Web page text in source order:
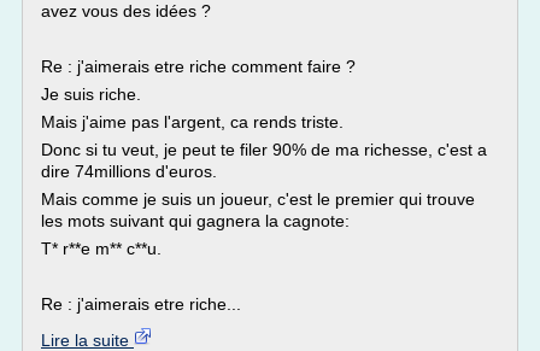
avez vous des idées ?
Re : j'aimerais etre riche comment faire ?
Je suis riche.
Mais j'aime pas l'argent, ca rends triste.
Donc si tu veut, je peut te filer 90% de ma richesse, c'est a
dire 74millions d'euros.
Mais comme je suis un joueur, c'est le premier qui trouve
les mots suivant qui gagnera la cagnote:
T* r**e m** c**u.
Re : j'aimerais etre riche...
Lire la suite